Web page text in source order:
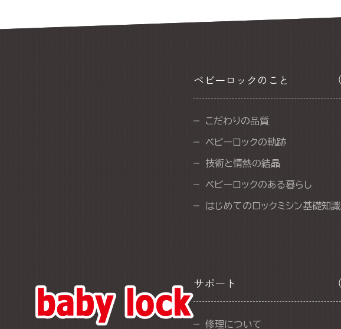
ベビーロックのこと
こだわりの品質
ベビーロックの軌跡
技術と情熱の結晶
ベビーロックのある暮らし
はじめてのロックミシン基礎知識
サポート
修理について